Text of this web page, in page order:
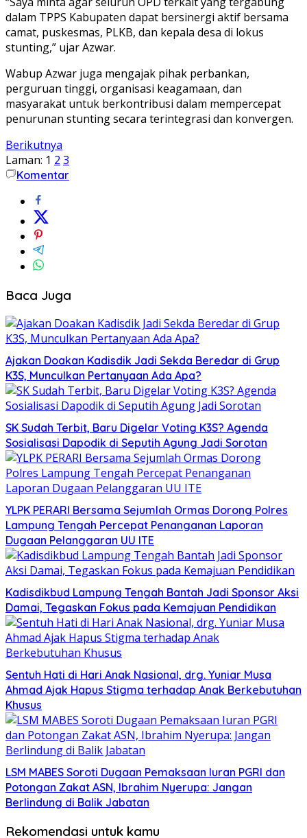
dalam TPPS Kabupaten dapat bersinergi aktif bersama
camat, puskesmas, PLKB, dan kepala desa di lokus
stunting,” ujar Azwar.
Wabup Azwar juga mengajak pihak perbankan,
perguruan tinggi, organisasi keagamaan, dan
masyarakat untuk berkontribusi dalam mempercepat
penurunan stunting secara terintegrasi dan konvergen.
Berikutnya
Laman: 1 2 3
Komentar
Baca Juga
Ajakan Doakan Kadisdik Jadi Sekda Beredar di Grup
K3S, Munculkan Pertanyaan Ada Apa?
SK Sudah Terbit, Baru Digelar Voting K3S? Agenda
Sosialisasi Dapodik di Seputih Agung Jadi Sorotan
YLPK PERARI Bersama Sejumlah Ormas Dorong Polres
Lampung Tengah Percepat Penanganan Laporan
Dugaan Pelanggaran UU ITE
Kadisdikbud Lampung Tengah Bantah Jadi Sponsor Aksi
Damai, Tegaskan Fokus pada Kemajuan Pendidikan
Sentuh Hati di Hari Anak Nasional, drg. Yuniar Musa
Ahmad Ajak Hapus Stigma terhadap Anak Berkebutuhan
Khusus
LSM MABES Soroti Dugaan Pemaksaan Iuran PGRI dan
Potongan Zakat ASN, Ibrahim Nyerupa: Jangan
Berlindung di Balik Jabatan
Rekomendasi untuk kamu